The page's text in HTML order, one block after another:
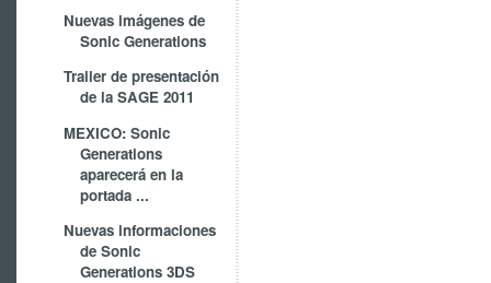
Nuevas imágenes de
Sonic Generations
Trailer de presentación
de la SAGE 2011
MEXICO: Sonic
Generations
aparecerá en la
portada ...
Nuevas informaciones
de Sonic
Generations 3DS